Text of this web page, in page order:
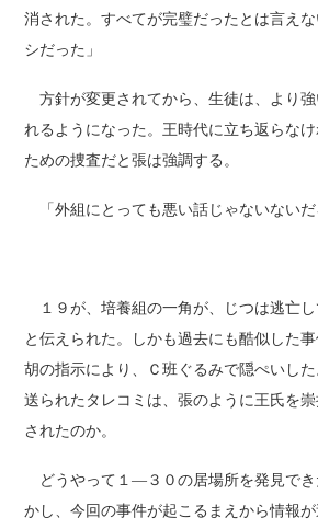
消された。すべてが完璧だったとは言え
シだった」
方針が変更されてから、生徒は、より
れるようになった。王時代に立ち返らな
ための捜査だと張は強調する。
「外組にとっても悪い話じゃないないだ
１９が、培養組の一角が、じつは逃亡
と伝えられた。しかも過去にも酷似した事
胡の指示により、Ｃ班ぐるみで隠ぺいし
送られたタレコミは、張のように王氏を
されたのか。
どうやって１―３０の居場所を発見でき
かし、今回の事件が起こるまえから情報